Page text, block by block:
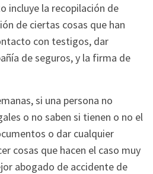
incluye la recopilación de
de ciertas cosas que han
con testigos, dar
de seguros, y la firma de
si una persona no
o no saben si tienen o no el
o dar cualquier
cosas que hacen el caso muy
abogado de accidente de